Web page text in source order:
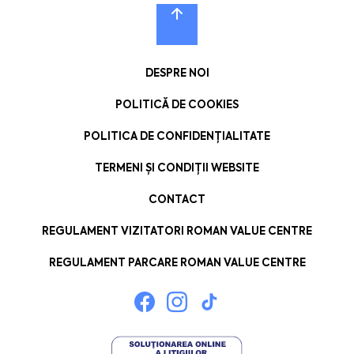
DESPRE NOI
POLITICĂ DE COOKIES
POLITICA DE CONFIDENȚIALITATE
TERMENI ȘI CONDIȚII WEBSITE
CONTACT
REGULAMENT VIZITATORI ROMAN VALUE CENTRE
REGULAMENT PARCARE ROMAN VALUE CENTRE